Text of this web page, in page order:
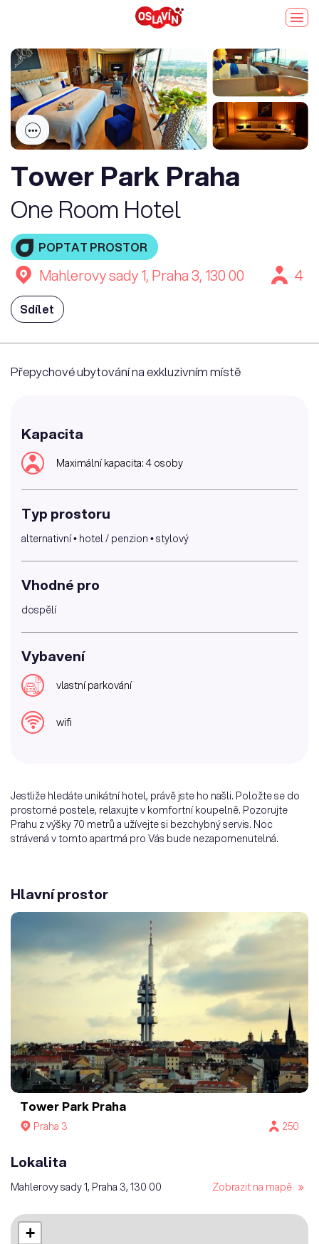
Tower Park Praha
One Room Hotel
POPTAT PROSTOR
Mahlerovy sady 1, Praha 3, 130 00 4
Sdílet
Přepychové ubytování na exkluzivním místě
Kapacita
Maximální kapacita: 4 osoby
Typ prostoru
alternativní • hotel / penzion • stylový
Vhodné pro
dospělí
Vybavení
vlastní parkování
wifi
Jestliže hledáte unikátní hotel, právě jste ho našli. Položte se do
prostorné postele, relaxujte v komfortní koupelně. Pozorujte
Prahu z výšky 70 metrů a užívejte si bezchybný servis. Noc
strávená v tomto apartmá pro Vás bude nezapomenutelná.
Hlavní prostor
Tower Park Praha
Praha 3 250
Lokalita
Mahlerovy sady 1, Praha 3, 130 00 Zobrazit na mapě
+